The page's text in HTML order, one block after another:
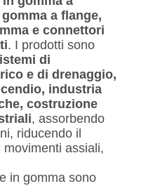
a flange,
e connettori
. I prodotti sono
di
e di drenaggio,
industria
costruzione
, assorbendo
riducendo il
assiali,
in gomma sono